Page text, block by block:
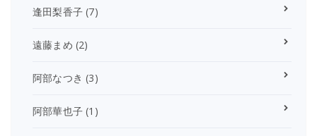
逢田梨香子 (7)
遠藤まめ (2)
阿部なつき (3)
阿部華也子 (1)